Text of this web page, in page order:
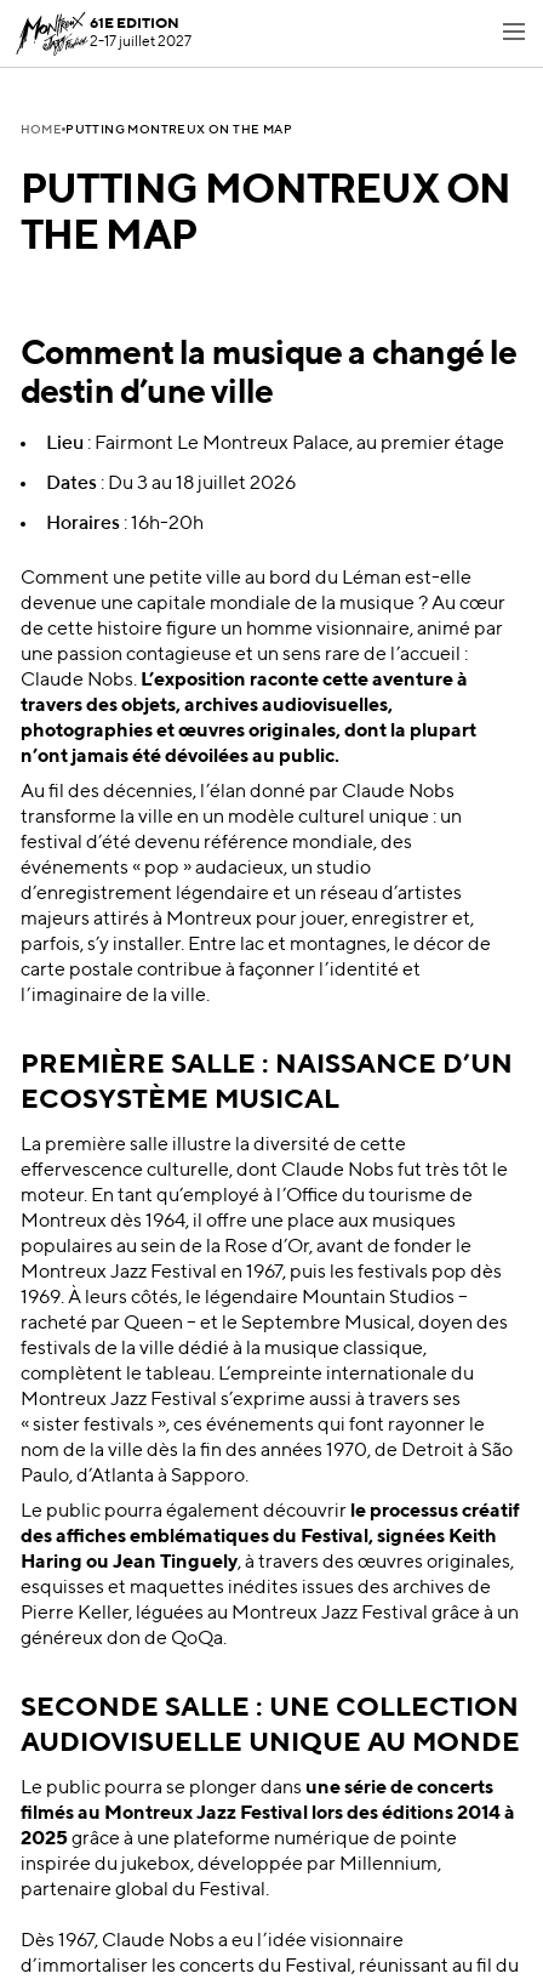
61E EDITION
2-17 juillet 2027
HOME PUTTING MONTREUX ON THE MAP
PUTTING MONTREUX ON
THE MAP
Comment la musique a changé le
destin d’une ville
Lieu : Fairmont Le Montreux Palace, au premier étage
Dates: Du 3 au 18 juillet 2026
Horaires: 16h-20h
Comment une petite ville au bord du Léman est-elle
devenue une capitale mondiale de la musique ? Au cœur
de cette histoire figure un homme visionnaire, animé par
une passion contagieuse et un sens rare de l’accueil :
Claude Nobs. L’exposition raconte cette aventure à
travers des objets, archives audiovisuelles,
photographies et œuvres originales, dont la plupart
n’ont jamais été dévoilées au public.
Au fil des décennies, l’élan donné par Claude Nobs
transforme la ville en un modèle culturel unique : un
festival d’été devenu référence mondiale, des
événements « pop » audacieux, un studio
d’enregistrement légendaire et un réseau d’artistes
majeurs attirés à Montreux pour jouer, enregistrer et,
parfois, s’y installer. Entre lac et montagnes, le décor de
carte postale contribue à façonner l’identité et
l’imaginaire de la ville.
PREMIÈRE SALLE : NAISSANCE D’UN
ECOSYSTÈME MUSICAL
La première salle illustre la diversité de cette
effervescence culturelle, dont Claude Nobs fut très tôt le
moteur. En tant qu’employé à l’Office du tourisme de
Montreux dès 1964, il offre une place aux musiques
populaires au sein de la Rose d’Or, avant de fonder le
Montreux Jazz Festival en 1967, puis les festivals pop dès
1969. À leurs côtés, le légendaire Mountain Studios –
racheté par Queen – et le Septembre Musical, doyen des
festivals de la ville dédié à la musique classique,
complètent le tableau. L’empreinte internationale du
Montreux Jazz Festival s’exprime aussi à travers ses
« sister festivals », ces événements qui font rayonner le
nom de la ville dès la fin des années 1970, de Detroit à São
Paulo, d’Atlanta à Sapporo.
Le public pourra également découvrir le processus créatif
des affiches emblématiques du Festival, signées Keith
Haring ou Jean Tinguely, à travers des œuvres originales,
esquisses et maquettes inédites issues des archives de
Pierre Keller, léguées au Montreux Jazz Festival grâce à un
généreux don de QoQa.
SECONDE SALLE : UNE COLLECTION
AUDIOVISUELLE UNIQUE AU MONDE
Le public pourra se plonger dans une série de concerts
filmés au Montreux Jazz Festival lors des éditions 2014 à
2025grâce à une plateforme numérique de pointe
inspirée du jukebox, développée par Millennium,
partenaire global du Festival.
Dès 1967, Claude Nobs a eu l’idée visionnaire
d’immortaliser les concerts du Festival, réunissant au fil du